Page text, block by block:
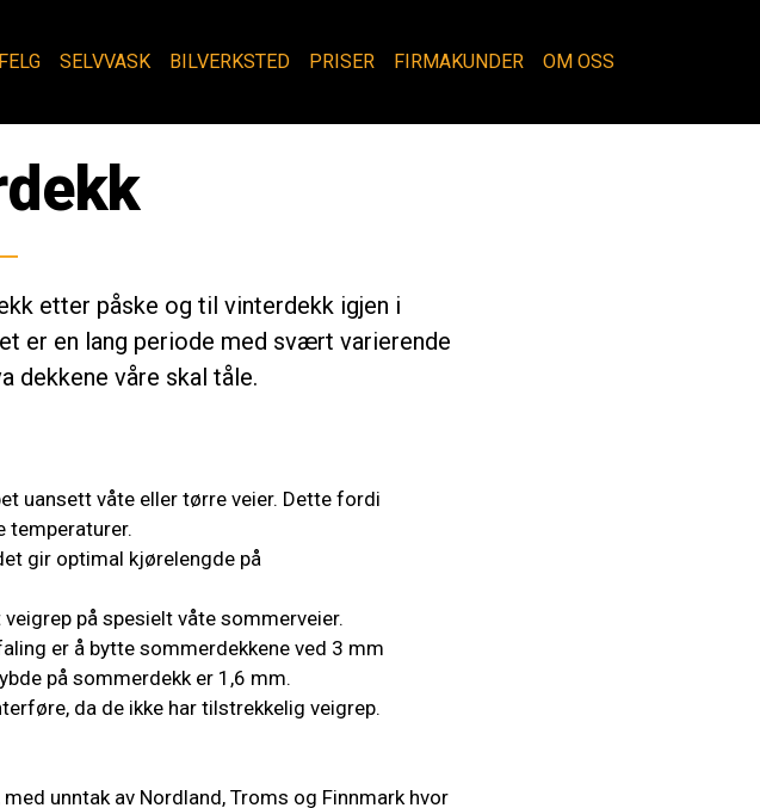
FELG SELVVASK BILVERKSTED PRISER FIRMAKUNDER OM OSS
etter påske og til vinterdekk igjen i
er en lang periode med svært varierende
dekkene våre skal tåle.
uansett våte eller tørre veier. Dette fordi
temperaturer.
gir optimal kjørelengde på
på spesielt våte sommerveier.
er å bytte sommerdekkene ved 3 mm
på sommerdekk er 1,6 mm.
da de ikke har tilstrekkelig veigrep.
unntak av Nordland, Troms og Finnmark hvor